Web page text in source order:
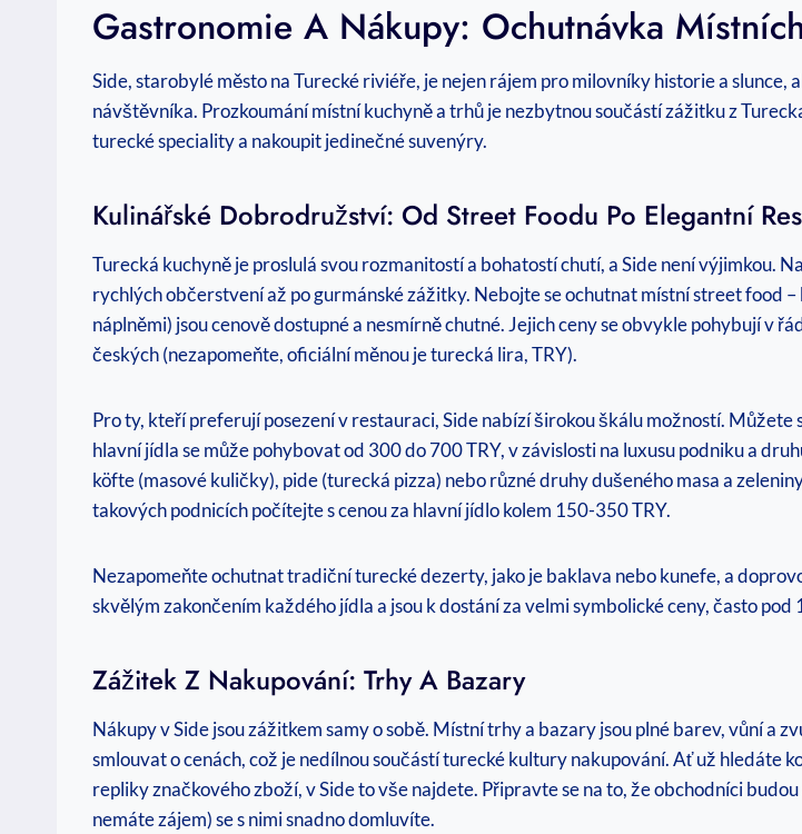
Gastronomie A Nákupy: Ochutnávka
Side, starobylé město na Turecké riviéře, je nejen rájem pro milovníky historie a
návštěvníka. Prozkoumání místní kuchyně a trhů je nezbytnou součástí zážitku z
turecké speciality a nakoupit jedinečné suvenýry.
Kulinářské Dobrodružství: Od Street Foodu Po Elegantní
Turecká kuchyně je proslulá svou rozmanitostí a bohatostí chutí, a Side není výjimkou.
rychlých občerstvení až po gurmánské zážitky. Nebojte se ochutnat místní street food
náplněmi) jsou cenově dostupné a nesmírně chutné. Jejich ceny se obvykle pohybují v
českých (nezapomeňte, oficiální měnou je turecká lira, TRY).
Pro ty, kteří preferují posezení v restauraci, Side nabízí širokou škálu možností.
hlavní jídla se může pohybovat od 300 do 700 TRY, v závislosti na luxusu podniku a
köfte (masové kuličky), pide (turecká pizza) nebo různé druhy dušeného masa a
takových podnicích počítejte s cenou za hlavní jídlo kolem 150-350 TRY.
Nezapomeňte ochutnat tradiční turecké dezerty, jako je baklava nebo kunefe, a
skvělým zakončením každého jídla a jsou k dostání za velmi symbolické ceny, často pod
Zážitek Z Nakupování: Trhy A Bazary
Nákupy v Side jsou zážitkem samy o sobě. Místní trhy a bazary jsou plné barev, vůní a
smlouvat o cenách, což je nedílnou součástí turecké kultury nakupování. Ať už hledáte
repliky značkového zboží, v Side to vše najdete. Připravte se na to, že obchodníci
nemáte zájem) se s nimi snadno domluvíte.